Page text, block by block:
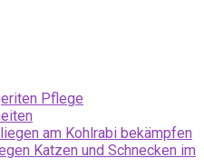
Pflege
am Kohlrabi bekämpfen
Katzen und Schnecken im